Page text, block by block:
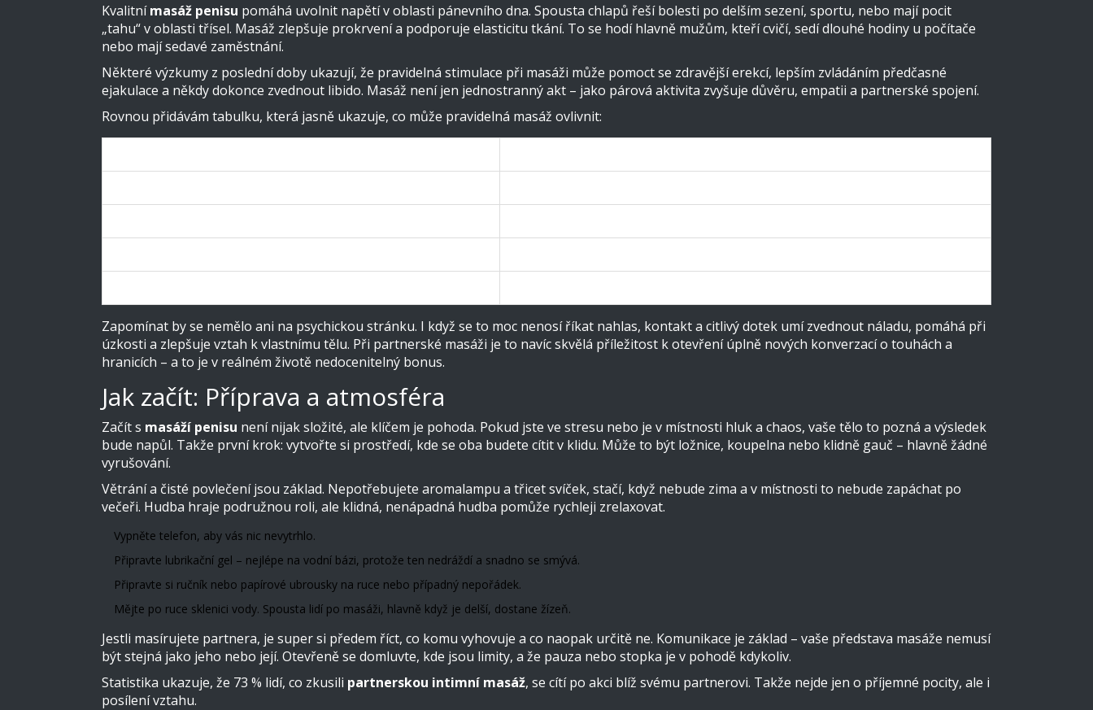
Kvalitnímasáž penisu pomáhá uvolnit napětí v oblasti pánevního dna. Spousta chlapů řeší bolesti po delším sezení, sportu, nebo mají pocit
„tahu“ v oblasti třísel. Masáž zlepšuje prokrvení a podporuje elasticitu tkání. To se hodí hlavně mužům, kteří cvičí, sedí dlouhé hodiny u počítače
nebo mají sedavé zaměstnání.
Některé výzkumy z poslední doby ukazují, že pravidelná stimulace při masáži může pomoct se zdravější erekcí, lepším zvládáním předčasné
ejakulace a někdy dokonce zvednout libido. Masáž není jen jednostranný akt – jako párová aktivita zvyšuje důvěru, empatii a partnerské spojení.
Rovnou přidávám tabulku, která jasně ukazuje, co může pravidelná masáž ovlivnit:
Zapomínat by se nemělo ani na psychickou stránku. I když se to moc nenosí říkat nahlas, kontakt a citlivý dotek umí zvednout náladu, pomáhá při
úzkosti a zlepšuje vztah k vlastnímu tělu. Při partnerské masáži je to navíc skvělá příležitost k otevření úplně nových konverzací o touhách a
hranicích – a to je v reálném životě nedocenitelný bonus.
Jak začít: Příprava a atmosféra
Začít s masáží penisu není nijak složité, ale klíčem je pohoda. Pokud jste ve stresu nebo je v místnosti hluk a chaos, vaše tělo to pozná a výsledek
bude napůl. Takže první krok: vytvořte si prostředí, kde se oba budete cítit v klidu. Může to být ložnice, koupelna nebo klidně gauč – hlavně žádné
vyrušování.
Větrání a čisté povlečení jsou základ. Nepotřebujete aromalampu a třicet svíček, stačí, když nebude zima a v místnosti to nebude zapáchat po
večeři. Hudba hraje podružnou roli, ale klidná, nenápadná hudba pomůže rychleji zrelaxovat.
Vypněte telefon, aby vás nic nevytrhlo.
Připravte lubrikační gel – nejlépe na vodní bázi, protože ten nedráždí a snadno se smývá.
Připravte si ručník nebo papírové ubrousky na ruce nebo případný nepořádek.
Mějte po ruce sklenici vody. Spousta lidí po masáži, hlavně když je delší, dostane žízeň.
Jestli masírujete partnera, je super si předem říct, co komu vyhovuje a co naopak určitě ne. Komunikace je základ – vaše představa masáže nemusí
být stejná jako jeho nebo její. Otevřeně se domluvte, kde jsou limity, a že pauza nebo stopka je v pohodě kdykoliv.
Statistika ukazuje, že 73 % lidí, co zkusili partnerskou intimní masáž, se cítí po akci blíž svému partnerovi. Takže nejde jen o příjemné pocity, ale i
posílení vztahu.